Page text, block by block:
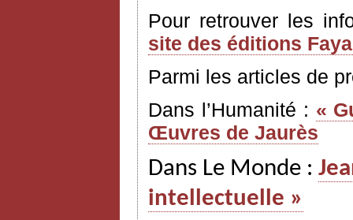
Pour retrouver les
site des éditions
Parmi les articles de
Dans l’Humanité : «
Œuvres de Jaurès
Dans Le Monde :
intellectuelle »